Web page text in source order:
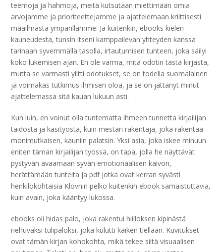
teemoja ja hahmoja, meitä kutsutaan miettimään omia
arvojamme ja prioriteettejamme ja ajattelemaan kriittisesti
maailmasta ympärillämme. Ja kuitenkin, ebooks kielen
kauneudesta, tunsin itseni kamppailevan yhteyden kanssa
tarinaan syvemmällä tasolla, irtautumisen tunteen, joka säilyi
koko lukemisen ajan. En ole varma, mitä odotin tästä kirjasta,
mutta se varmasti ylitti odotukset, se on todella suomalainen
ja voimakas tutkimus ihmisen oloa, ja se on jättänyt minut
ajattelemassa sitä kauan lukuun asti.
Kun luin, en voinut olla tuntematta ihmeen tunnetta kirjailijan
taidosta ja käsityöstä, kuin mestari rakentaja, joka rakentaa
monimutkaisen, kauniin palatsin. Yksi asia, joka iskee minuun
eniten tämän kirjailijan työssä, on tapa, jolla he näyttävät
pystyvän avaamaan syvän emotionaalisen kaivon,
herättämään tunteita ja pdf jotka ovat kerran syvästi
henkilökohtaisia Klovnin pelko kuitenkin ebook samaistuttavia,
kuin avain, joka kääntyy lukossa.
ebooks oli hidas palo, joka rakentui hiilloksen kipinästä
riehuvaksi tulipaloksi, joka kulutti kaiken tiellään. Kuvitukset
ovat tämän kirjan kohokohta, mikä tekee siitä visuaalisen